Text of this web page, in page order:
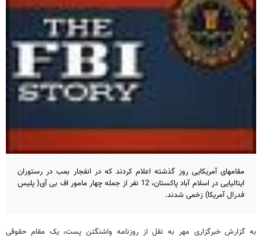
مقامهای آمریکایی روز گذشته اعلام کردند که در انفجار بمب در رستوران
ایتالیایی در اسلام آباد پاکستان، 12 نفر از جمله چهار مامور اف بی آی( پلیس
فدرال آمریکا) زخمی شدند.
به گزارش خبرگزاری مهر به نقل از روزنامه واشنگتن پست، یک مقام حقوقی